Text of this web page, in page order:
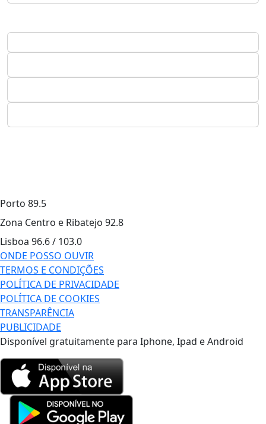
Porto 89.5
Zona Centro e Ribatejo 92.8
Lisboa 96.6 / 103.0
ONDE POSSO OUVIR
TERMOS E CONDIÇÕES
POLÍTICA DE PRIVACIDADE
POLÍTICA DE COOKIES
TRANSPARÊNCIA
PUBLICIDADE
Disponível gratuitamente para Iphone, Ipad e Android